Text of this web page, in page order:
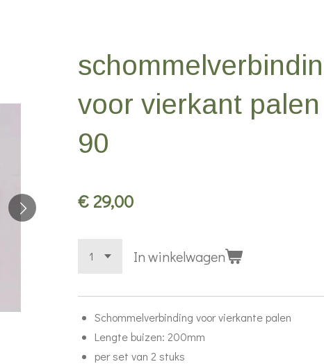
voor vierkant
90
€ 29,00
In winkelwagen
Schommelverbinding voor vierkante palen
Lengte buizen: 200mm
per set van 2 stuks